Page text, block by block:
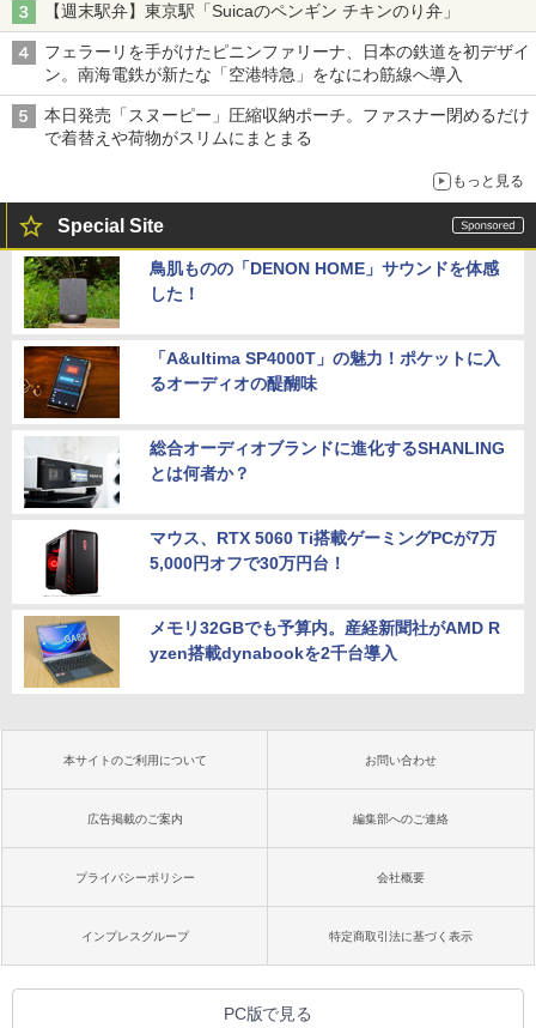
【週末駅弁】東京駅「Suicaのペンギン チキンのり弁」
フェラーリを手がけたピニンファリーナ、日本の鉄道を初デザイ
ン。南海電鉄が新たな「空港特急」をなにわ筋線へ導入
本日発売「スヌーピー」圧縮収納ポーチ。ファスナー閉めるだけ
で着替えや荷物がスリムにまとまる
もっと見る
Special Site
鳥肌ものの「DENON HOME」サウンドを体感
した！
「A&ultima SP4000T」の魅力！ポケットに入
るオーディオの醍醐味
総合オーディオブランドに進化するSHANLING
とは何者か？
マウス、RTX 5060 Ti搭載ゲーミングPCが7万
5,000円オフで30万円台！
メモリ32GBでも予算内。産経新聞社がAMD R
yzen搭載dynabookを2千台導入
本サイトのご利用について お問い合わせ
広告掲載のご案内 編集部へのご連絡
プライバシーポリシー 会社概要
インプレスグループ 特定商取引法に基づく表示
PC版で見る